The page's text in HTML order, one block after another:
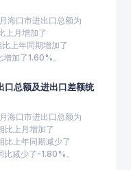
海口市进出口总额为
上月增加了
上年同期增加了
加了1.60%。
总额及进出口差额统
海口市进出口总额为
上月增加了
上年同期减少了
减少了-1.80%。